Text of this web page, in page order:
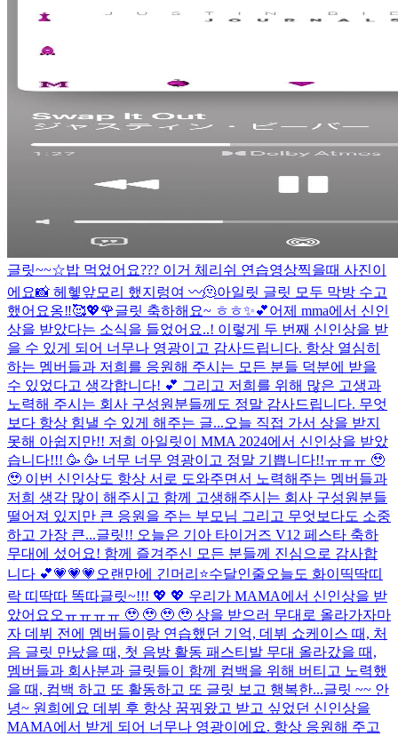
글릿~~☆밥 먹었어요??? 이거 체리쉬 연습영상찍을때 사진이
에요📸 헤헿앞모리 했지렁여 〰️🫠아일릿 글릿 모두 막방 수고
했어요옹‼︎🥰💖🌹글릿 축하해요~ ㅎㅎ✨💕어제 mma에서 신인
상을 받았다는 소식을 들었어요..! 이렇게 두 번째 신인상을 받
을 수 있게 되어 너무나 영광이고 감사드립니다. 항상 열심히
하는 멤버들과 저희를 응원해 주시는 모든 분들 덕분에 받을
수 있었다고 생각합니다! 💕 그리고 저희를 위해 많은 고생과
노력해 주시는 회사 구성원분들께도 정말 감사드립니다. 무엇
보다 항상 힘낼 수 있게 해주는 글...오늘 직접 가서 상을 받지
못해 아쉽지만!! 저희 아일릿이 MMA 2024에서 신인상을 받았
습니다!!! 🥳 🥳 너무 너무 영광이고 정말 기쁩니다!!ㅠㅠㅠ 🥹
🥹 이번 신인상도 항상 서로 도와주면서 노력해주는 멤버들과
저희 생각 많이 해주시고 함께 고생해주시는 회사 구성원분들
떨어져 있지만 큰 응원을 주는 부모님 그리고 무엇보다도 소중
하고 가장 큰...글릿!! 오늘은 기아 타이거즈 V12 페스타 축하
무대에 섰어요! 함께 즐겨주신 모든 분들께 진심으로 감사합
니다 💕💗💗💗 오랜만에 긴머리⭐수달인줄오늘도 화이띡딱띠
락 띠딱따 똑따글릿~!!! 💖 💖 우리가 MAMA에서 신인상을 받
았어요오ㅠㅠㅠㅠ 🥹 🥹 🥹 🥹 상을 받으러 무대로 올라가자마
자 데뷔 전에 멤버들이랑 연습했던 기억, 데뷔 쇼케이스 때, 처
음 글릿 만났을 때, 첫 음방 활동 패스티발 무대 올라갔을 때,
멤버들과 회사분과 글릿들이 함께 컴백을 위해 버티고 노력했
을 때, 컴백 하고 또 활동하고 또 글릿 보고 행복한...글릿 ~~ 안
녕~ 원희에요 데뷔 후 항상 꿈꿔왔고 받고 싶었던 신인상을
MAMA에서 받게 되어 너무나 영광이에요. 항상 응원해 주고